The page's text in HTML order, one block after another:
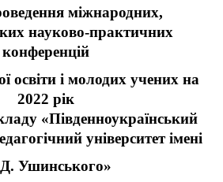
міжнародних,
науково-практичних
конференцій
освіти і молодих учених на
2022 рік
«Південноукраїнський
університет імені
Ушинського»